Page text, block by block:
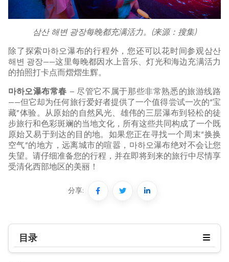
삼산 해변 광장每晚都充满活力。(来源：搜集)
除了探索마하오瀑布的行程外，您还可以花时间参观삼산
해변 광장——这里每晚都因水上音乐、灯光和海边充满活力
的拍照打卡点而熠熠生辉。
마하오瀑布常春 – 尽管它不属于那些非常熟悉的旅游线路
——但它却为任何旅行爱好者提供了一个值得尝试一次的“宝
藏”体验。从原始的自然风光、雄伟的三层瀑布到轻松的徒
步旅行和色彩斑斓的当地文化，所有这些共同构成了一个既
原始又易于到达的目的地。如果您正在寻找一个周末“换换
空气”的地方，远离城市的喧嚣，마하오瀑布绝对不会让您
失望。请仔细准备您的行程，并在即将到来的旅行中尽情享
受清化西部地区的美丽！
分享:
目录